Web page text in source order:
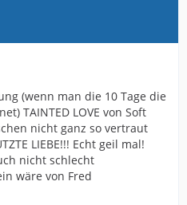
(wenn man die 10 Tage die
TAINTED LOVE von Soft
nicht ganz so vertraut
LIEBE!!! Echt geil mal!
nicht schlecht
wäre von Fred